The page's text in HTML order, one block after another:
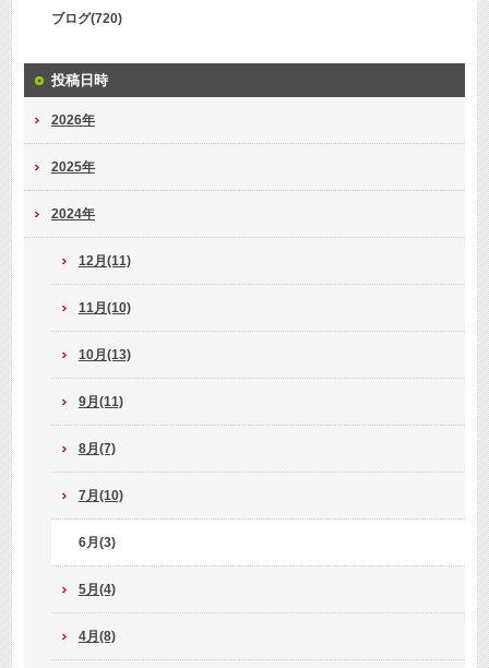
ブログ(720)
投稿日時
2026年
2025年
2024年
12月(11)
11月(10)
10月(13)
9月(11)
8月(7)
7月(10)
6月(3)
5月(4)
4月(8)